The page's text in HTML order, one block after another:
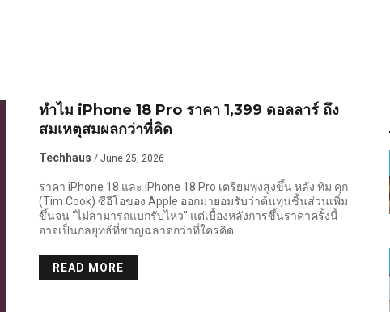
ทำไม iPhone 18 Pro ราคา 1,399 ดอลลาร์ ถึง
สมเหตุสมผลกว่าที่คิด
Techhaus / June 25, 2026
ราคา iPhone 18 และ iPhone 18 Pro เตรียมพุ่งสูงขึ้น หลัง ทิม คุก
(Tim Cook) ซีอีโอของ Apple ออกมายอมรับว่าต้นทุนชิ้นส่วนเพิ่ม
ขึ้นจน “ไม่สามารถแบกรับไหว” แต่เบื้องหลังการขึ้นราคาครั้งนี้
อาจเป็นกลยุทธ์ที่ชาญฉลาดกว่าที่ใครคิด
READ MORE